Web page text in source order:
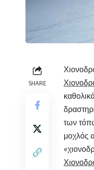
SHARE
των
μοχλός